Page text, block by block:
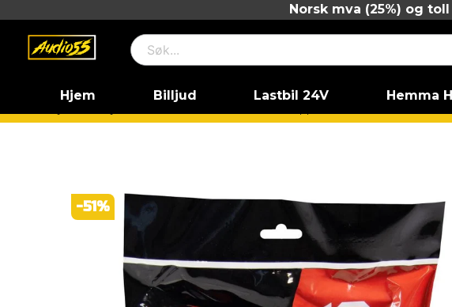
Norsk mva (25%) og
Hjem Billjud Lastbil 24V Hemma
-51%